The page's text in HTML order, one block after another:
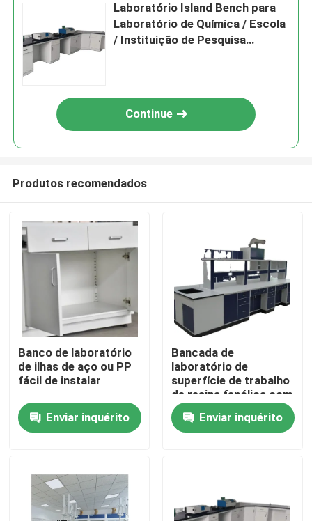
Casa
Quem Somos
Contatos
Laboratório Island Bench para
Laboratório de Química / Escola
/ Instituição de Pesquisa
Continue
Produtos recomendados
Banco de laboratório
de ilhas de aço ou PP
fácil de instalar
Enviar inquérito
Bancada de
laboratório de
superfície de trabalho
de resina fenólica com
acessório de escape
de fumoEnviar inquérito